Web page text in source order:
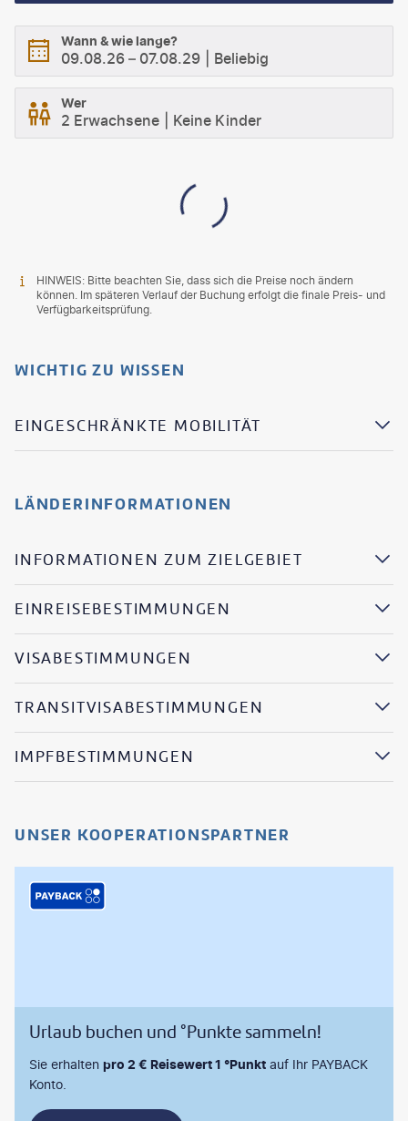
Wann & wie lange?
09.08.26 – 07.08.29 Beliebig
Wer
2 Erwachsene Keine Kinder
HINWEIS: Bitte beachten Sie, dass sich die Preise noch ändern
können. Im späteren Verlauf der Buchung erfolgt die finale Preis- und
Verfügbarkeitsprüfung.
WICHTIG ZU WISSEN
EINGESCHRÄNKTE MOBILITÄT
LÄNDERINFORMATIONEN
INFORMATIONEN ZUM ZIELGEBIET
EINREISEBESTIMMUNGEN
VISABESTIMMUNGEN
TRANSITVISABESTIMMUNGEN
IMPFBESTIMMUNGEN
UNSER KOOPERATIONSPARTNER
Urlaub buchen und °Punkte sammeln!
Sie erhalten pro 2 € Reisewert 1 °Punkt auf Ihr PAYBACK
Konto.